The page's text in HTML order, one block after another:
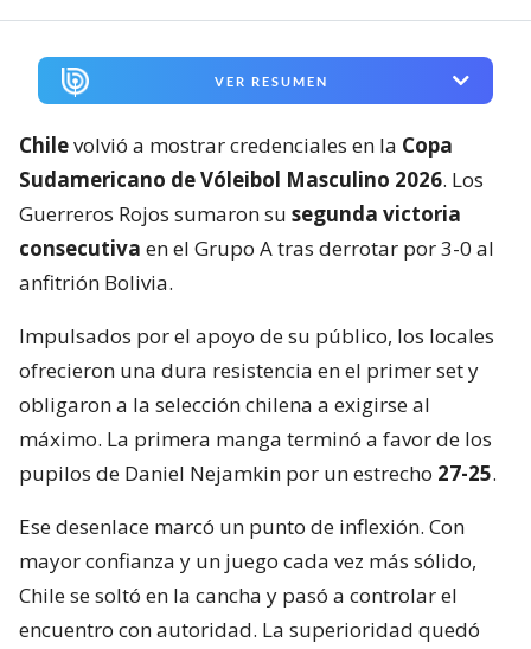
VER RESUMEN
Chilevolvió a mostrar credenciales en la Copa
Sudamericano de Vóleibol Masculino 2026. Los
Guerreros Rojos sumaron su segunda victoria
consecutiva en el Grupo A tras derrotar por 3-0 al
anfitrión Bolivia.
Impulsados por el apoyo de su público, los locales
ofrecieron una dura resistencia en el primer set y
obligaron a la selección chilena a exigirse al
máximo. La primera manga terminó a favor de los
pupilos de Daniel Nejamkin por un estrecho 27-25.
Ese desenlace marcó un punto de inflexión. Con
mayor confianza y un juego cada vez más sólido,
Chile se soltó en la cancha y pasó a controlar el
encuentro con autoridad. La superioridad quedó